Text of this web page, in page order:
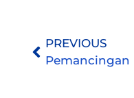
PREVIOUS